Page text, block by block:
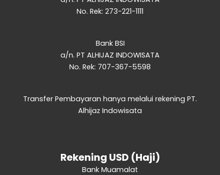
No. Rek: 273-221-1111
Bank BSI
a/n. PT ALHIJAZ INDOWISATA
No. Rek: 707-367-5598
Transfer Pembayaran hanya melalui rekening PT.
Alhijaz Indowisata
Rekening USD (Haji)
Bank Muamalat